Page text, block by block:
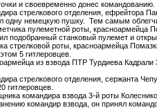
и своевременно донес командованию.
стрелкового отделения,
одну немецкую пушку. Тем самым
пулеметной роты,
подобранный станковый пулемет и
стрелковой роты, красноармейца
5 гитлеровцев.
из взвода ПТР Турдиева
стрелкового отделения, сержанта
гитлеровцев.
командира взвода 3-й роты
командир взвода, он принял